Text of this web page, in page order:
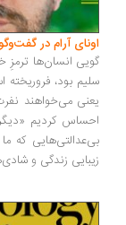
آرام در گفت‌وگو با
انسان‌ها ترمزِ خود را
بود، فروریخته است.
می‌خواهند نفرت،
کردیم «دیگری»
که ما را
زندگی و شادی‌هایش